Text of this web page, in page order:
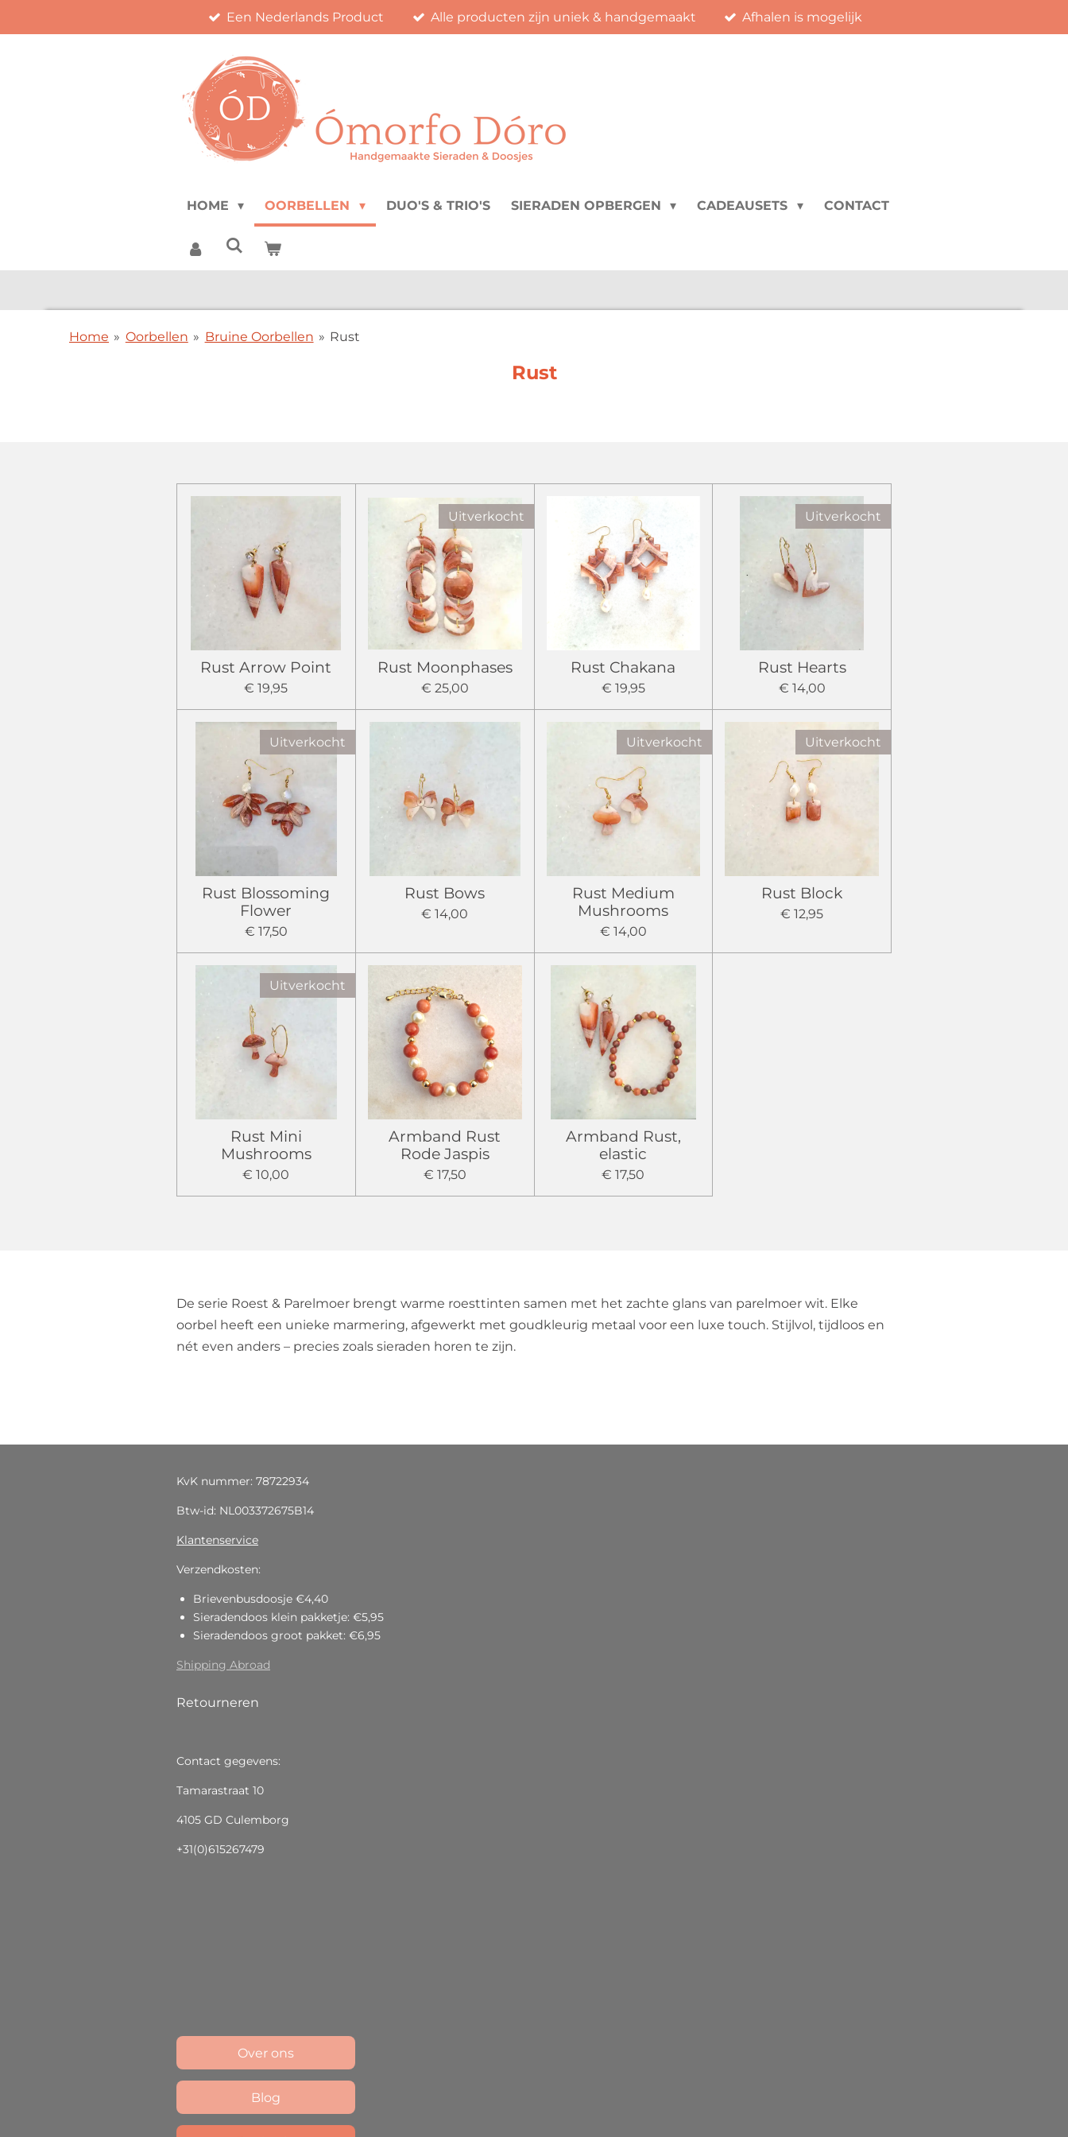
Een Nederlands Product Alle producten zijn uniek & handgemaakt Afhalen is mogelijk
HOME OORBELLEN DUO'S & TRIO'S SIERADEN OPBERGEN CADEAUSETS CONTACT
Home » Oorbellen » Bruine Oorbellen » Rust
Rust
Rust Arrow Point
€ 19,95
Uitverkocht
Rust Moonphases
€ 25,00
Rust Chakana
€ 19,95
Uitverkocht
Rust Hearts
€ 14,00
Uitverkocht
Rust Blossoming
Flower
€ 17,50
Rust Bows
€ 14,00
Uitverkocht
Rust Medium
Mushrooms
€ 14,00
Uitverkocht
Rust Block
€ 12,95
Uitverkocht
Rust Mini
Mushrooms
€ 10,00
Armband Rust
Rode Jaspis
€ 17,50
Armband Rust,
elastic
€ 17,50
De serie Roest & Parelmoer brengt warme roesttinten samen met het zachte glans van parelmoer wit. Elke
oorbel heeft een unieke marmering, afgewerkt met goudkleurig metaal voor een luxe touch. Stijlvol, tijdloos en
nét even anders – precies zoals sieraden horen te zijn.
KvK nummer: 78722934
Btw-id: NL003372675B14
Klantenservice
Verzendkosten:
Brievenbusdoosje €4,40
Sieradendoos klein pakketje: €5,95
Sieradendoos groot pakket: €6,95
Shipping Abroad
Retourneren
Contact gegevens:
Tamarastraat 10
4105 GD Culemborg
+31(0)615267479
Over ons
Blog